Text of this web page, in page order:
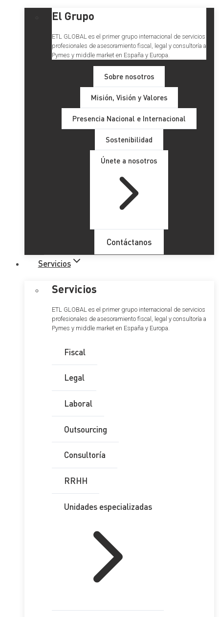
El Grupo
ETL GLOBAL es el primer grupo internacional de servicios
profesionales de asesoramiento fiscal, legal y consultoría a
Pymes y middle market en España y Europa.
Sobre nosotros
Misión, Visión y Valores
Presencia Nacional e Internacional
Sostenibilidad
Únete a nosotros
Contáctanos
Servicios
Servicios
ETL GLOBAL es el primer grupo internacional de servicios
profesionales de asesoramiento fiscal, legal y consultoría a
Pymes y middle market en España y Europa.
Fiscal
Legal
Laboral
Outsourcing
Consultoría
RRHH
Unidades especializadas